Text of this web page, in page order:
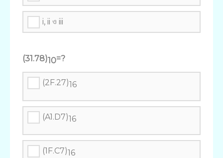
i, ii ও iii
(31.78)10=?
(2F.27)16
(A1.D7)16
(1F.C7)16